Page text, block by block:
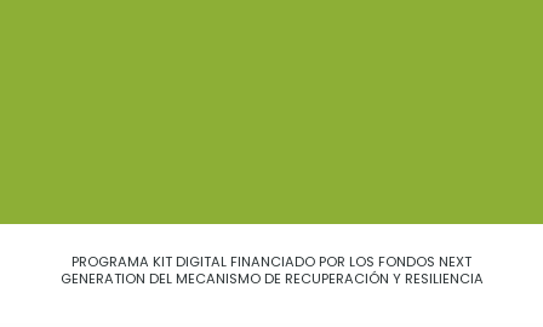
PROGRAMA KIT DIGITAL FINANCIADO POR LOS FONDOS NEXT
GENERATION DEL MECANISMO DE RECUPERACIÓN Y RESILIENCIA